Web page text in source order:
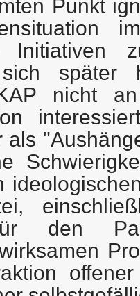
Punkt
Initiativen
später
nicht
als
den